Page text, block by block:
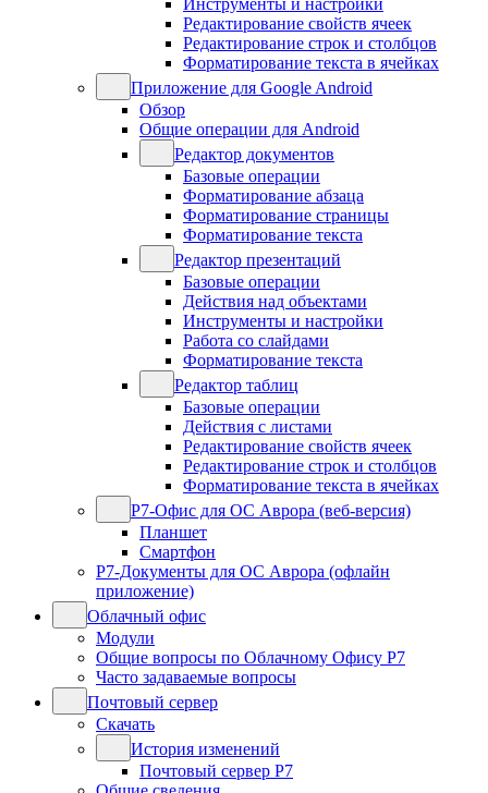
Инструменты и настройки
Редактирование свойств ячеек
Редактирование строк и столбцов
Форматирование текста в ячейках
Приложение для Google Android
Обзор
Общие операции для Android
Редактор документов
Базовые операции
Форматирование абзаца
Форматирование страницы
Форматирование текста
Редактор презентаций
Базовые операции
Действия над объектами
Инструменты и настройки
Работа со слайдами
Форматирование текста
Редактор таблиц
Базовые операции
Действия с листами
Редактирование свойств ячеек
Редактирование строк и столбцов
Форматирование текста в ячейках
Р7-Офис для ОС Аврора (веб-версия)
Планшет
Смартфон
Р7-Документы для ОС Аврора (офлайн
приложение)
Облачный офис
Модули
Общие вопросы по Облачному Офису Р7
Часто задаваемые вопросы
Почтовый сервер
Скачать
История изменений
Почтовый сервер Р7